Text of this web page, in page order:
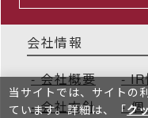
会社情報
会社概要
会社方針
個
当サイトでは、サイトの
ています。詳細は、「ク